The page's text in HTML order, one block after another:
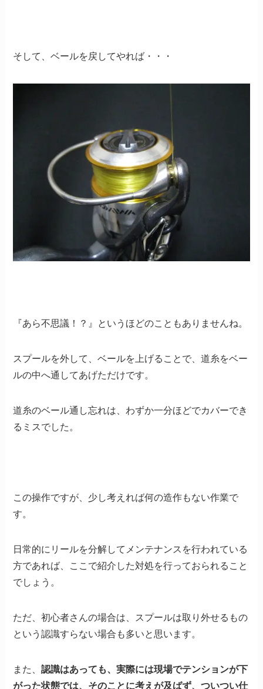
そして、ベールを戻してやれば・・・
『あら不思議！？』というほどのこともありませんね。
スプールを外して、ベールを上げることで、道糸をベー
ルの中へ通してあげただけです。
道糸のベール通し忘れは、わずか一分ほどでカバーでき
るミスでした。
この操作ですが、少し考えれば何の造作もない作業で
す。
日常的にリールを分解してメンテナンスを行われている
方であれば、ここで紹介した対処を行っておられること
でしょう。
ただ、初心者さんの場合は、スプールは取り外せるもの
という認識すらない場合も多いと思います。
また、認識はあっても、実際には現場でテンションが下
がった状態では、そのことに考えが及ばず、ついつい仕